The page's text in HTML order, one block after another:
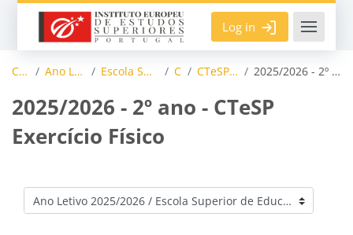
Skip to main content
Log in
Courses Ano Letivo 2025/2026 Escola Superior de Educação CTESP CTeSP Exercício Físico 2025/2026 - 2º ano - CTeSP Exercício Físico
2025/2026 - 2º ano - CTeSP
Exercício Físico
Course categories